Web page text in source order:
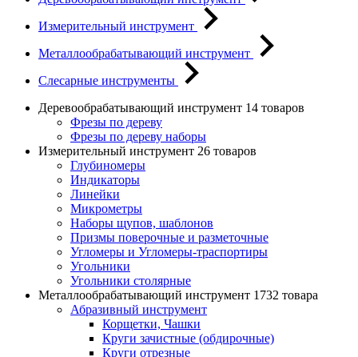
Измерительный инструмент
Металлообрабатывающий инструмент
Слесарные инструменты
Деревообрабатывающий инструмент 14 товаров
Фрезы по дереву
Фрезы по дереву наборы
Измерительный инструмент 26 товаров
Глубиномеры
Индикаторы
Линейки
Микрометры
Наборы щупов, шаблонов
Призмы поверочные и разметочные
Угломеры и Угломеры-траспортиры
Угольники
Угольники столярные
Металлообрабатывающий инструмент 1732 товара
Абразивный инструмент
Корщетки, Чашки
Круги зачистные (обдирочные)
Круги отрезные